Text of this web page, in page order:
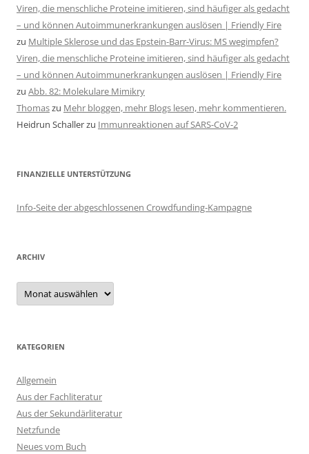
Viren, die menschliche Proteine imitieren, sind häufiger als gedacht
– und können Autoimmunerkrankungen auslösen | Friendly Fire
zu Multiple Sklerose und das Epstein-Barr-Virus: MS wegimpfen?
Viren, die menschliche Proteine imitieren, sind häufiger als gedacht
– und können Autoimmunerkrankungen auslösen | Friendly Fire
zu Abb. 82: Molekulare Mimikry
Thomaszu Mehr bloggen, mehr Blogs lesen, mehr kommentieren.
Heidrun Schallerzu Immunreaktionen auf SARS-CoV-2
FINANZIELLE UNTERSTÜTZUNG
Info-Seite der abgeschlossenen Crowdfunding-Kampagne
ARCHIV
Archiv
KATEGORIEN
Allgemein
Aus der Fachliteratur
Aus der Sekundärliteratur
Netzfunde
Neues vom Buch